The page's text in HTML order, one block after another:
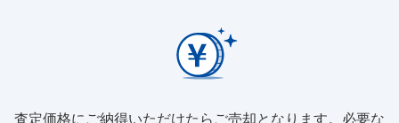
査定価格にご納得いただけたらご売却となります。必要な